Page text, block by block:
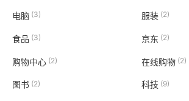
电脑 (3) 服装(2)
食品 (3) 京东 (2)
购物中心 (2) 在线购物(2)
图书 (2) 科技 (9)